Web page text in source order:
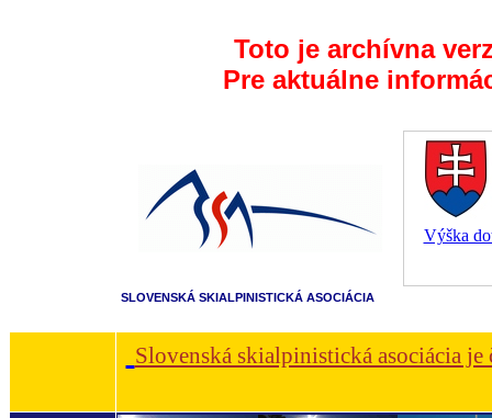
Toto je archívna
Pre aktuálne
Výška
SLOVENSKÁ SKIALPINISTICKÁ ASOCIÁCIA
Slovenská skialpinistická asociácia